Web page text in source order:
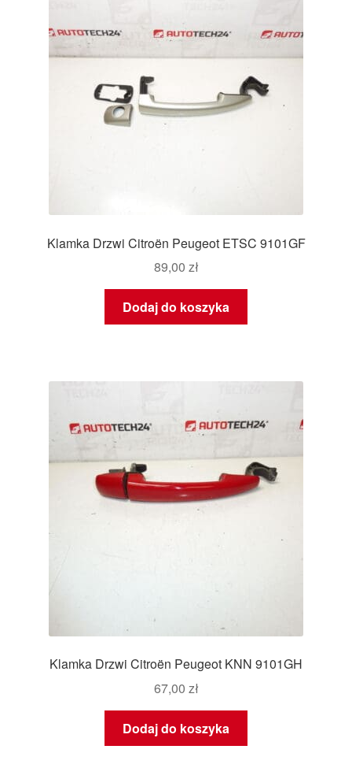
Klamka Drzwi Citroën Peugeot ETSC 9101GF
89,00 zł
Dodaj do koszyka
Klamka Drzwi Citroën Peugeot KNN 9101GH
67,00 zł
Dodaj do koszyka